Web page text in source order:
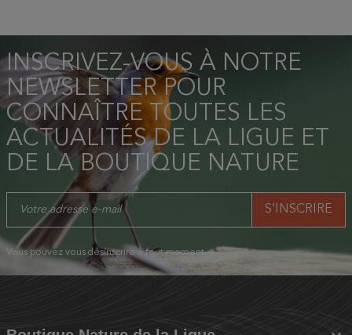
INSCRIVEZ-VOUS À NOTRE
NEWSLETTER POUR
CONNAÎTRE TOUTES LES
ACTUALITÉS DE LA LIGUE ET
DE LA BOUTIQUE NATURE
Vous pouvez vous désinscrire à tout moment.